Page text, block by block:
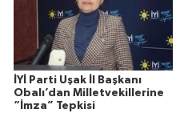
İYİ Parti Uşak İl Başkanı
Obalı’dan Milletvekillerine
“İmza” Tepkisi